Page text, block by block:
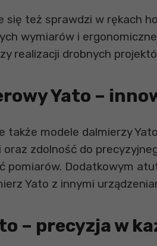
się też sprawdzi w rękach
wymiarów i
realizacji drobnych
Yato –
także modele dalmierzy
zdolność do
pomiarów. Dodatkowym
Yato z innymi
– precyzja w